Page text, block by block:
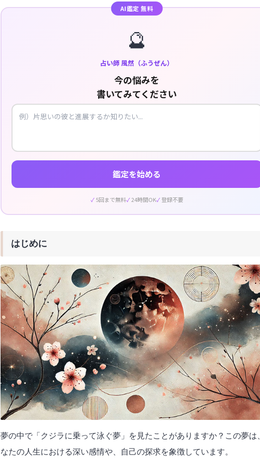
AI鑑定 無料
🔮
占い師 風然（ふうぜん）
今の悩みを
書いてみてください
鑑定を始める
5回まで無料 24時間OK 登録不要
はじめに
夢の中で「クジラに乗って泳ぐ夢」を見たことがありますか？この夢は
なたの人生における深い感情や、自己の探求を象徴しています。